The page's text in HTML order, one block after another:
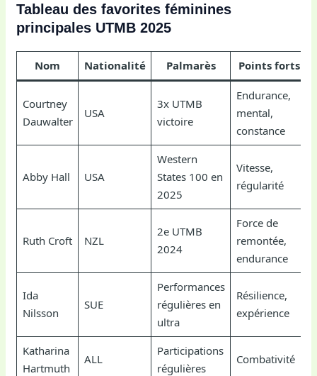
Tableau des favorites féminines
principales UTMB 2025
Nom Nationalité Palmarès Points forts
Courtney
Dauwalter
USA
3x UTMB
victoire
Endurance,
mental,
constance
Abby Hall USA
Western
States 100 en
2025
Vitesse,
régularité
Ruth Croft NZL
2e UTMB
2024
Force de
remontée,
endurance
Ida
Nilsson
SUE
Performances
régulières en
ultra
Résilience,
expérience
Katharina
Hartmuth
ALL
Participations
régulières
Combativité